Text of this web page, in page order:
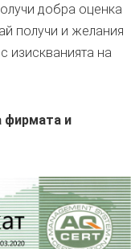
добра оценка
получи и желания
изискванията на
фирмата и